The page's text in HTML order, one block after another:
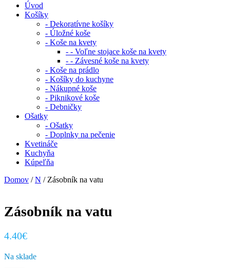
Úvod
Košíky
- Dekoratívne košíky
- Úložné koše
- Koše na kvety
- - Voľne stojace koše na kvety
- - Závesné koše na kvety
- Koše na prádlo
- Košíky do kuchyne
- Nákupné koše
- Piknikové koše
- Debničky
Ošatky
- Ošatky
- Doplnky na pečenie
Kvetináče
Kuchyňa
Kúpeľňa
Domov /N / Zásobník na vatu
Zásobník na vatu
4.40€
Na sklade